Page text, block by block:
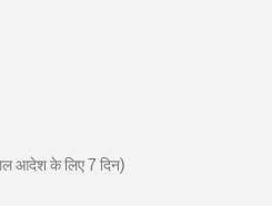
आदेश के लिए 7 दिन)